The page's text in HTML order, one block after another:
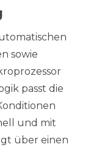
sowie
passt die
und mit
über einen